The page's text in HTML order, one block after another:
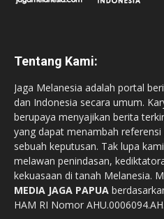
Tentang Kami:
Jaga Melanesia adalah portal
dan Indonesia secara umum.
berupaya menyajikan berita
yang dapat menambah
sebuah keputusan. Tak lupa
melawan penindasan,
kekuasaan di tanah Melanesia.
MEDIA JAGA PAPUA
HAM RI Nomor